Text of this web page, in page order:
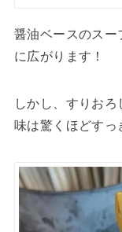
醤油ベースのスー
に広がります！
しかし、すりお
味は驚くほどすっ